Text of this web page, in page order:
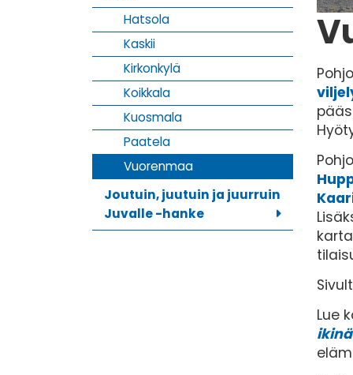
Hatsola
Kaskii
Kirkonkylä
Koikkala
Kuosmala
Paatela
Vuorenmaa
Joutuin, juutuin ja juurruin
Juvalle -hanke
Lue